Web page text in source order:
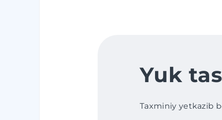
Yuk
Taxminiy yetkazib